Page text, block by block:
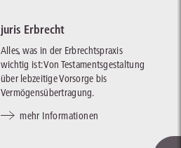
juris Erbrecht
Alles, was in der Erbrechtspraxis
wichtig ist: Von Testamentsgestaltung
über lebzeitige Vorsorge bis
Vermögensübertragung.
mehr Informationen